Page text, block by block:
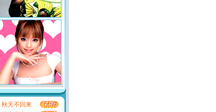
秋天不回来